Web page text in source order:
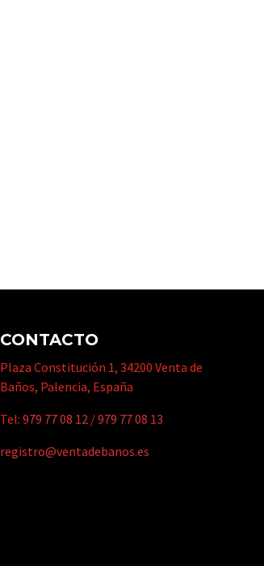
CONTACTO
Plaza Constitución 1, 34200 Venta de
Baños, Palencia, España
Tel:979 77 08 12 /979 77 08 13
registro@ventadebanos.es